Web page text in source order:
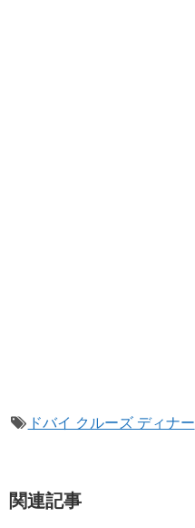
ドバイ クルーズ ディナー
関連記事